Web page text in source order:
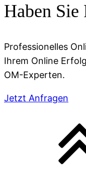
Haben Sie
Professionelles
Ihrem Online
OM-Experten.
Jetzt Anfragen